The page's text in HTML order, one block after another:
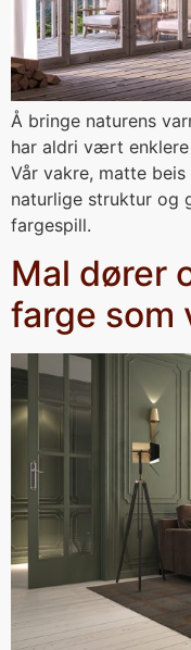
Å bringe naturens
har aldri vært
Vår vakre, matte
naturlige struktur og
fargespill.
Mal dører
farge som